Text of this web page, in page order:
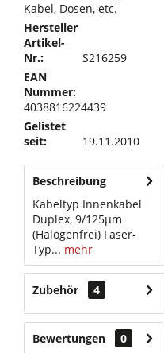
Kabel, Dosen, etc.
Hersteller
Artikel-
Nr.:
S216259
EAN
Nummer:
4038816224439
Gelistet
seit:
19.11.2010
Beschreibung
Kabeltyp Innenkabel
Duplex, 9/125µm
(Halogenfrei) Faser-
Typ... mehr
Zubehör 4
Bewertungen
0